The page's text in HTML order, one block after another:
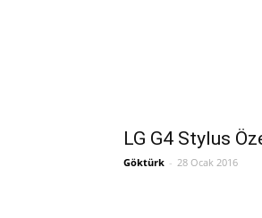
LG G4 Stylus
Göktürk - 28 Ocak 2016